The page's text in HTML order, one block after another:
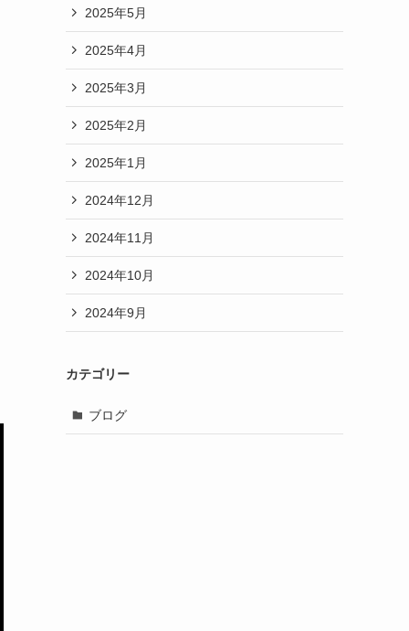
2025年5月
2025年4月
2025年3月
2025年2月
2025年1月
2024年12月
2024年11月
2024年10月
2024年9月
カテゴリー
ブログ